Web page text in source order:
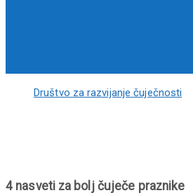
Društvo za razvijanje čuječnosti
4 nasveti za bolj čuječe praznike